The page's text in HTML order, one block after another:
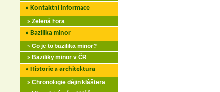
» Kontaktní informace
» Zelená hora
» Bazilika minor
» Co je to bazilika minor?
» Baziliky minor v ČR
» Historie a architektura
» Chronologie dějin kláštera